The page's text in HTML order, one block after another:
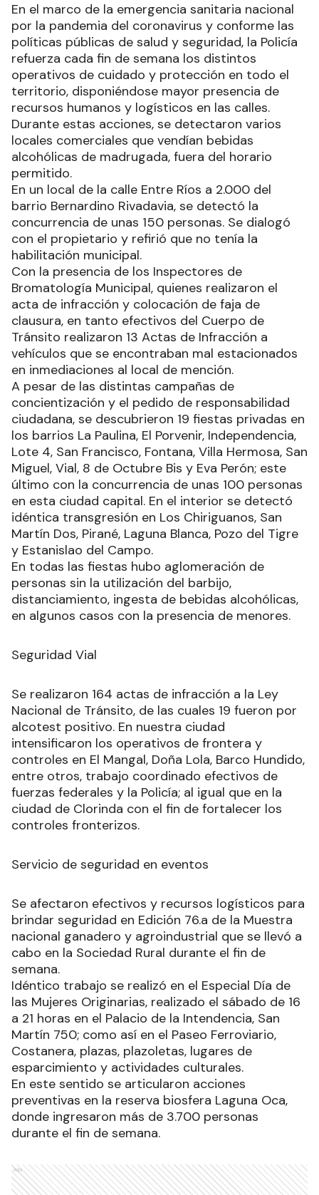
En el marco de la emergencia sanitaria nacional
por la pandemia del coronavirus y conforme las
políticas públicas de salud y seguridad, la Policía
refuerza cada fin de semana los distintos
operativos de cuidado y protección en todo el
territorio, disponiéndose mayor presencia de
recursos humanos y logísticos en las calles.
Durante estas acciones, se detectaron varios
locales comerciales que vendían bebidas
alcohólicas de madrugada, fuera del horario
permitido.
En un local de la calle Entre Ríos a 2.000 del
barrio Bernardino Rivadavia, se detectó la
concurrencia de unas 150 personas. Se dialogó
con el propietario y refirió que no tenía la
habilitación municipal.
Con la presencia de los Inspectores de
Bromatología Municipal, quienes realizaron el
acta de infracción y colocación de faja de
clausura, en tanto efectivos del Cuerpo de
Tránsito realizaron 13 Actas de Infracción a
vehículos que se encontraban mal estacionados
en inmediaciones al local de mención.
A pesar de las distintas campañas de
concientización y el pedido de responsabilidad
ciudadana, se descubrieron 19 fiestas privadas en
los barrios La Paulina, El Porvenir, Independencia,
Lote 4, San Francisco, Fontana, Villa Hermosa, San
Miguel, Vial, 8 de Octubre Bis y Eva Perón; este
último con la concurrencia de unas 100 personas
en esta ciudad capital. En el interior se detectó
idéntica transgresión en Los Chiriguanos, San
Martín Dos, Pirané, Laguna Blanca, Pozo del Tigre
y Estanislao del Campo.
En todas las fiestas hubo aglomeración de
personas sin la utilización del barbijo,
distanciamiento, ingesta de bebidas alcohólicas,
en algunos casos con la presencia de menores.
Seguridad Vial
Se realizaron 164 actas de infracción a la Ley
Nacional de Tránsito, de las cuales 19 fueron por
alcotest positivo. En nuestra ciudad
intensificaron los operativos de frontera y
controles en El Mangal, Doña Lola, Barco Hundido,
entre otros, trabajo coordinado efectivos de
fuerzas federales y la Policía; al igual que en la
ciudad de Clorinda con el fin de fortalecer los
controles fronterizos.
Servicio de seguridad en eventos
Se afectaron efectivos y recursos logísticos para
brindar seguridad en Edición 76.a de la Muestra
nacional ganadero y agroindustrial que se llevó a
cabo en la Sociedad Rural durante el fin de
semana.
Idéntico trabajo se realizó en el Especial Día de
las Mujeres Originarias, realizado el sábado de 16
a 21 horas en el Palacio de la Intendencia, San
Martín 750; como así en el Paseo Ferroviario,
Costanera, plazas, plazoletas, lugares de
esparcimiento y actividades culturales.
En este sentido se articularon acciones
preventivas en la reserva biosfera Laguna Oca,
donde ingresaron más de 3.700 personas
durante el fin de semana.
Ads